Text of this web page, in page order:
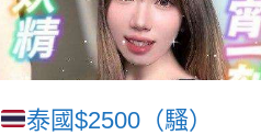
泰國$2500（騷）